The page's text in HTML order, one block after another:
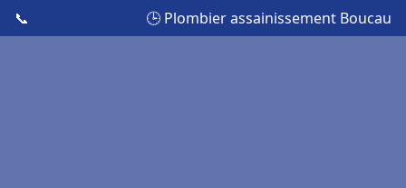
📞 🕒 Plombier assainissement Boucau